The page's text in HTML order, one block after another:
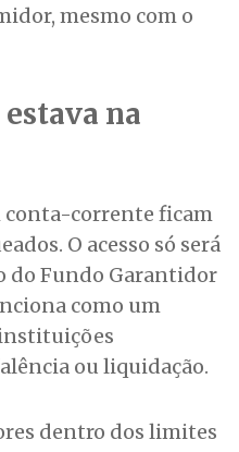
mesmo com o
na
conta-corrente ficam
O acesso só será
do Fundo Garantidor
como um
ou liquidação.
dentro dos limites